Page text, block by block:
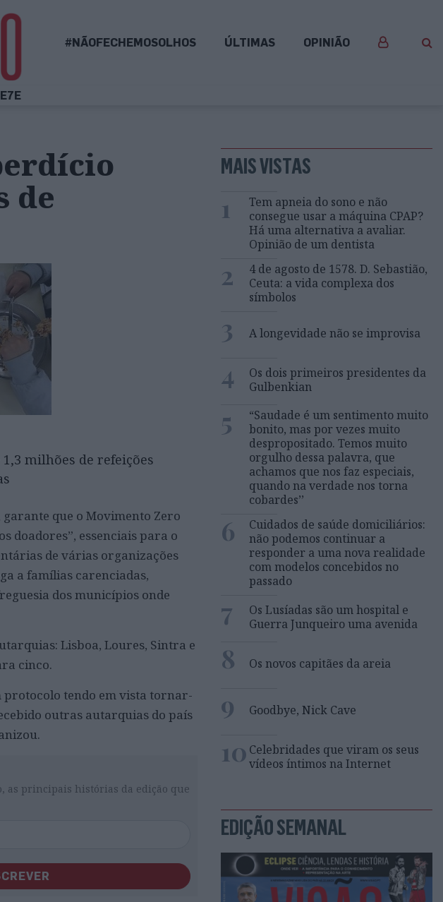
#NÃOFECHEMOSOLHOS ÚLTIMAS OPINIÃO
de
milhões de refeições
que o Movimento Zero
doadores”, essenciais para o
de várias organizações
a famílias carenciadas,
dos municípios onde
Lisboa, Loures, Sintra e
cinco.
tendo em vista tornar-
outras autarquias do país
as principais histórias da edição que
MAIS VISTAS
1
Tem apneia do sono e não
consegue usar a máquina CPAP?
Há uma alternativa a avaliar.
Opinião de um dentista
2
4 de agosto de 1578. D. Sebastião,
Ceuta: a vida complexa dos
símbolos
3 A longevidade não se improvisa
4
Os dois primeiros presidentes da
Gulbenkian
5
“Saudade é um sentimento muito
bonito, mas por vezes muito
despropositado. Temos muito
orgulho dessa palavra, que
achamos que nos faz especiais,
quando na verdade nos torna
cobardes’’
6
Cuidados de saúde domiciliários:
não podemos continuar a
responder a uma nova realidade
com modelos concebidos no
passado
7
Os Lusíadas são um hospital e
Guerra Junqueiro uma avenida
8 Os novos capitães da areia
9 Goodbye, Nick Cave
10 Celebridades que viram os seus
vídeos íntimos na Internet
EDIÇÃO SEMANAL